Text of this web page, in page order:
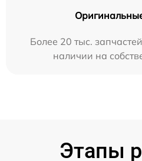
Более 20 тыс.
наличии на
Этапы